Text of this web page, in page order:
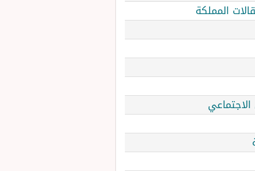
المملكة